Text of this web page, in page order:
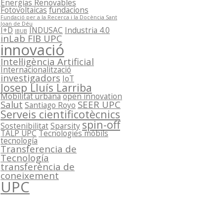
Energías Renovables
Fotovoltaicasfundacions
Fundació per a la Recerca i la Docència Sant
Joan de Déu
I+D IBUB INDUSAC Industria 4.0
inLab FIB UPC
innovació
Intel·ligència Artificial
Internacionalització
investigadors IoT
Josep Lluís Larriba
Mobilitat urbanaopen innovation
SalutSantiago Royo SEER UPC
Serveis cientificotècnics
SostenibilitatSparsityspin-off
TALP UPCTecnologies mòbils
tecnología
Transferencia de
Tecnología
transferència de
coneixement
UPC